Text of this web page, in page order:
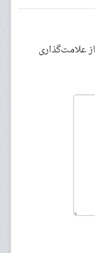
علامت‌گذاری